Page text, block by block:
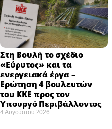
Στη Βουλή το σχέδιο
«Εύρυτος» και τα
ενεργειακά έργα –
Ερώτηση 4 βουλευτών
του ΚΚΕ προς τον
Υπουργό Περιβάλλοντος
4 Αυγούστου 2026